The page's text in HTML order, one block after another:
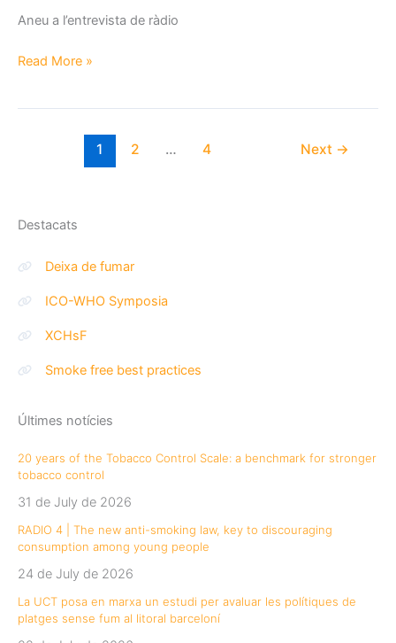
Aneu a l’entrevista de ràdio
RÀDIO
‘Llars
Fum’
Read More »
1 2 … 4 Next →
Destacats
Deixa de fumar
ICO-WHO Symposia
XCHsF
Smoke free best practices
Últimes notícies
20 years of the Tobacco Control Scale: a benchmark for stronger
tobacco control
31 de July de 2026
RADIO 4 | The new anti-smoking law, key to discouraging
consumption among young people
24 de July de 2026
La UCT posa en marxa un estudi per avaluar les polítiques de
platges sense fum al litoral barceloní